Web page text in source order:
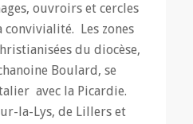
ouvroirs et cercles
Les zones
du diocèse,
Boulard, se
avec la Picardie.
la-Lys, de Lillers et